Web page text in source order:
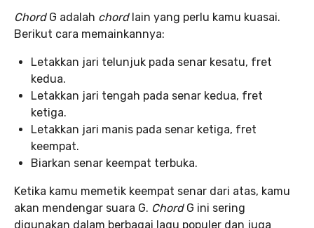
ChordG adalah chordlain yang perlu kamu kuasai.
Berikut cara memainkannya:
Letakkan jari telunjuk pada senar kesatu, fret
kedua.
Letakkan jari tengah pada senar kedua, fret
ketiga.
Letakkan jari manis pada senar ketiga, fret
keempat.
Biarkan senar keempat terbuka.
Ketika kamu memetik keempat senar dari atas, kamu
akan mendengar suara G. ChordG ini sering
digunakan dalam berbagai lagu populer dan juga